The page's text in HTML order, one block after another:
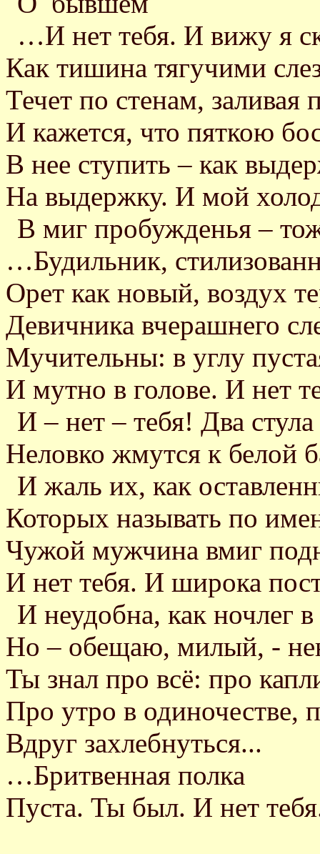
…И нет тебя. И вижу я
Как тишина тягучими
Течет по стенам, заливая
И кажется, что пяткою
В нее ступить – как
На выдержку. И мой
В миг пробужденья –
…Будильник,
Орет как новый, воздух
Девичника вчерашнего
Мучительны: в углу
И мутно в голове. И нет
И – нет – тебя! Два
Неловко жмутся к белой
И жаль их, как
Которых называть по
Чужой мужчина вмиг
И нет тебя. И широка
И неудобна, как ночлег в
Но – обещаю, милый, -
Ты знал про всё: про
Про утро в одиночестве,
Вдруг захлебнуться...
…Бритвенная полка
Пуста. Ты был. И нет